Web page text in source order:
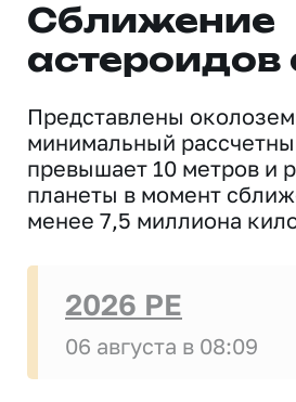
Сближение
астероидов
Представлены
минимальный
превышает 10 метров и
планеты в момент
менее 7,5 миллиона
2026 PE
06 августа в 08:09